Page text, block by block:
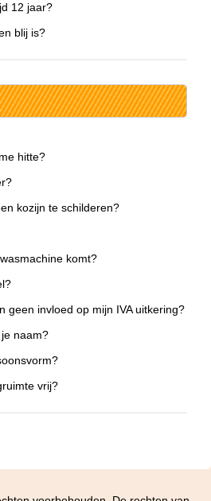
12 jaar?
blij is?
hitte?
kozijn te schilderen?
komt?
geen invloed op mijn IVA uitkering?
naam?
vrij?